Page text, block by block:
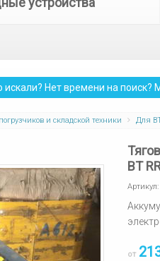
искали? Нет времени на
и складской техники Для
BT
Артикул:
от